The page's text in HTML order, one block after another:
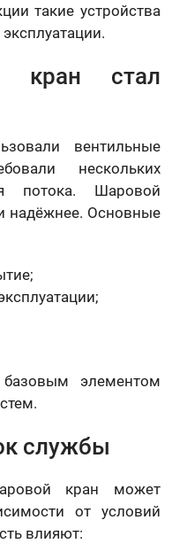
такие устройства
кран стал
вентильные
нескольких
потока. Шаровой
надёжнее. Основные
элементом
службы
кран может
от условий
влияют: